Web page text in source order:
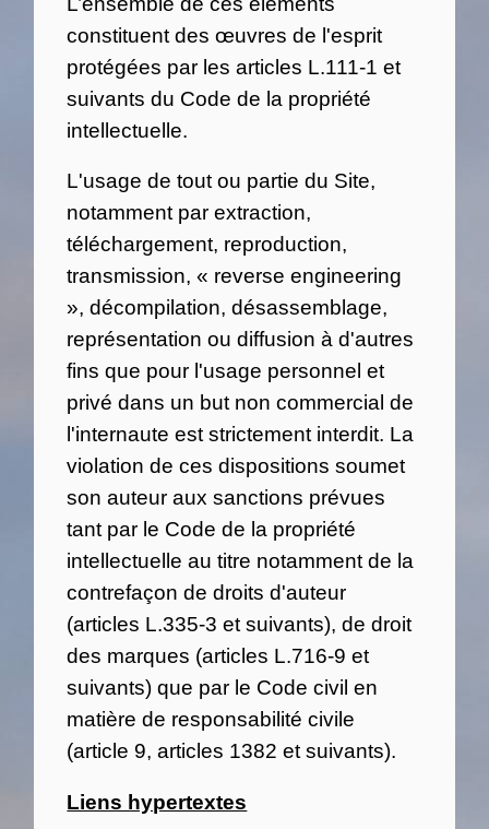
constituent des œuvres de l'esprit
protégées par les articles L.111-1 et
suivants du Code de la propriété
intellectuelle.
L'usage de tout ou partie du Site,
notamment par extraction,
téléchargement, reproduction,
transmission, « reverse engineering
», décompilation, désassemblage,
représentation ou diffusion à d'autres
fins que pour l'usage personnel et
privé dans un but non commercial de
l'internaute est strictement interdit. La
violation de ces dispositions soumet
son auteur aux sanctions prévues
tant par le Code de la propriété
intellectuelle au titre notamment de la
contrefaçon de droits d'auteur
(articles L.335-3 et suivants), de droit
des marques (articles L.716-9 et
suivants) que par le Code civil en
matière de responsabilité civile
(article 9, articles 1382 et suivants).
Liens hypertextes